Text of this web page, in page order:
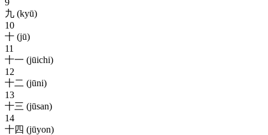
九 (kyū)
10
十 (jū)
11
十一 (jūichi)
12
十二 (jūni)
13
十三 (jūsan)
14
十四 (jūyon)